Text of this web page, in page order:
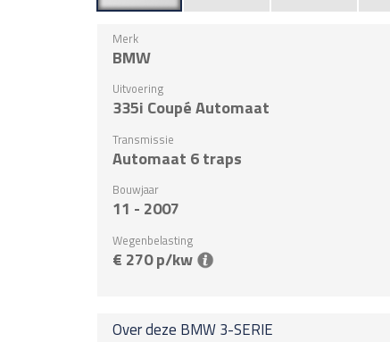
Merk
BMW
Uitvoering
335i Coupé Automaat
Transmissie
Automaat 6 traps
Bouwjaar
11 - 2007
Wegenbelasting
€ 270 p/kw
Over deze BMW 3-SERIE